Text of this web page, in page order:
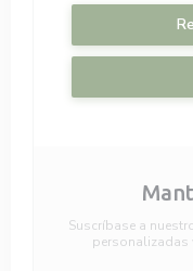
Suscríbase a
personalizadas